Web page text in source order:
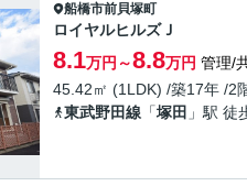
船橋市前貝塚町
ロイヤルヒルズＪ
8.1万円～8.8万円 管理/
45.42㎡ (1LDK) /築17年 /2
東武野田線 「塚田 」駅 徒